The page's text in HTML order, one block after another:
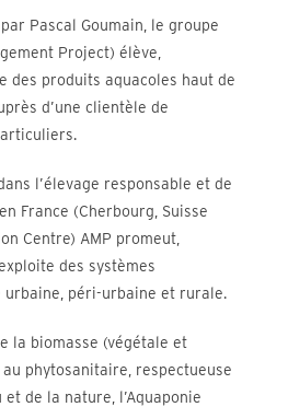
Pascal Goumain, le groupe
Project) élève,
des produits aquacoles haut de
d’une clientèle de
l’élevage responsable et de
France (Cherbourg, Suisse
Centre) AMP promeut,
des systèmes
urbaine, péri-urbaine et rurale.
la biomasse (végétale et
phytosanitaire, respectueuse
de la nature, l’Aquaponie